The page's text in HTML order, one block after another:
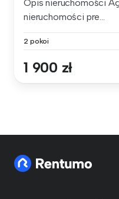
Opis nieruchomości
nieruchomości pre...
2 pokoi
1 900 zł